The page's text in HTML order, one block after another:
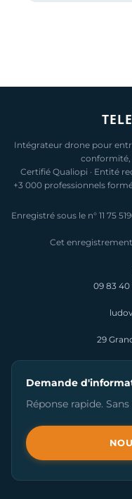
TELE
Intégrateur drone pour
conformité,
Certifié Qualiopi · Entité
+3 000 professionnels
Enregistré sous le n° 11 75
Cet
09 83 40
29
Demande
Réponse rapide.